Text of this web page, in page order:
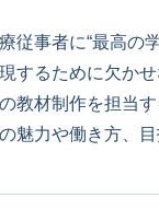
従事者に“最高の
するために欠か
教材制作を担当
魅力や働き方、